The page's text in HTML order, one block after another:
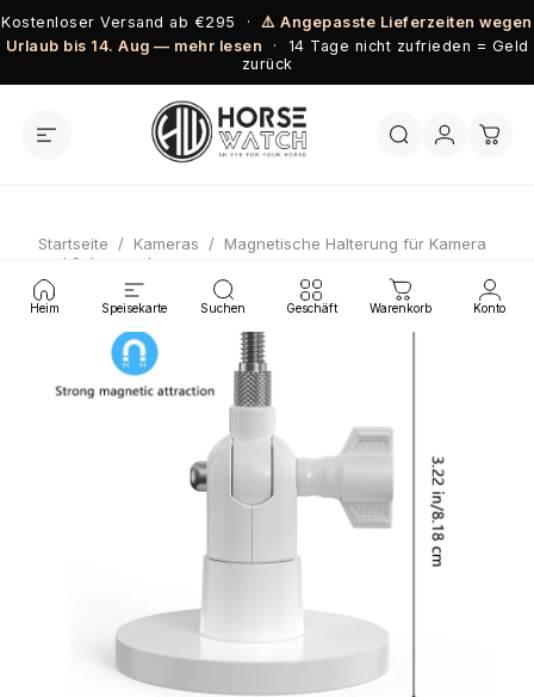
Direkt zum Inhalt
Kostenloser Versand ab €295 ·⚠️ Angepasste Lieferzeiten wegen
Urlaub bis 14. Aug — mehr lesen · 14 Tage nicht zufrieden = Geld
zurück
Heim Speisekarte Suchen Geschäft Warenkorb Konto
Startseite / Kameras / Magnetische Halterung für Kamera
und Solarpanel